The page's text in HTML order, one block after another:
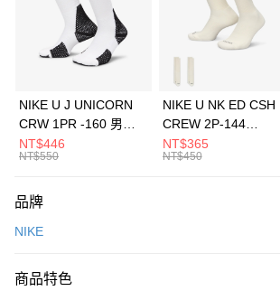
合作金庫商業銀行
第一商業銀行
華南商業銀行
彰化商業銀行
上海商業儲蓄銀行
元大商業銀行
台灣樂天信用卡公司
Apple Pay
全盈+PAY
AFTEE先享後付
【關於「AFTEE先享後付」】
便利好安心！
３．安心：先確認商品／服務後，再付款。
運送方式
每筆NT$100，滿NT$1,500(含以上)免運費
NIKE U J UNICORN
CRW 1PR -160 男女
中統襪 FZ3393100
NT$446
NT$550
NIKE U NK ED CSH
CREW 2P-144
EMBRDY 男女 短統襪
FZ3073133
NT$365
NT$450
品牌
NIKE
商品特色